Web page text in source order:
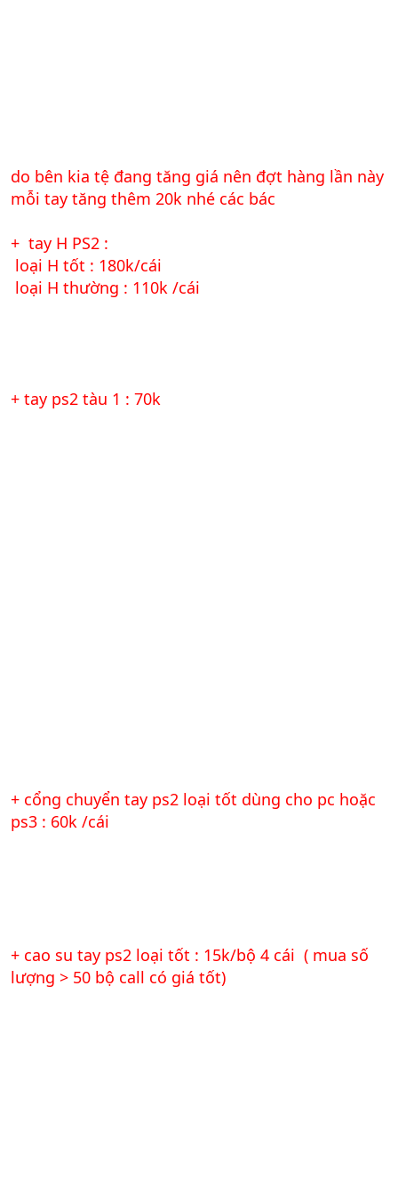
do bên kia tệ đang tăng giá nên đợt hàng lần này
mỗi tay tăng thêm 20k nhé các bác
+ tay H PS2 :
loại H tốt : 180k/cái
loại H thường : 110k /cái
+ tay ps2 tàu 1 : 70k
+ cổng chuyển tay ps2 loại tốt dùng cho pc hoặc
ps3 : 60k /cái
+ cao su tay ps2 loại tốt : 15k/bộ 4 cái ( mua số
lượng > 50 bộ call có giá tốt)